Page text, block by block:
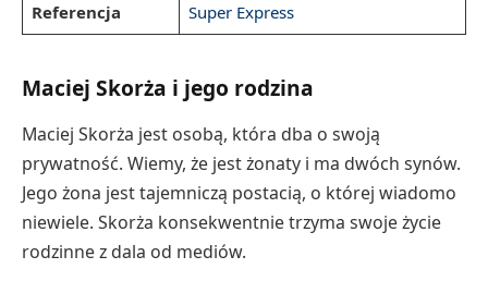
Referencja
Super Express
Maciej Skorża i jego rodzina
Maciej Skorża jest osobą, która dba o swoją
prywatność. Wiemy, że jest żonaty i ma dwóch synów.
Jego żona jest tajemniczą postacią, o której wiadomo
niewiele. Skorża konsekwentnie trzyma swoje życie
rodzinne z dala od mediów.